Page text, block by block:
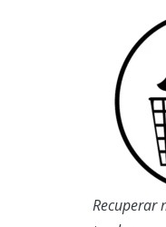
Recuperar